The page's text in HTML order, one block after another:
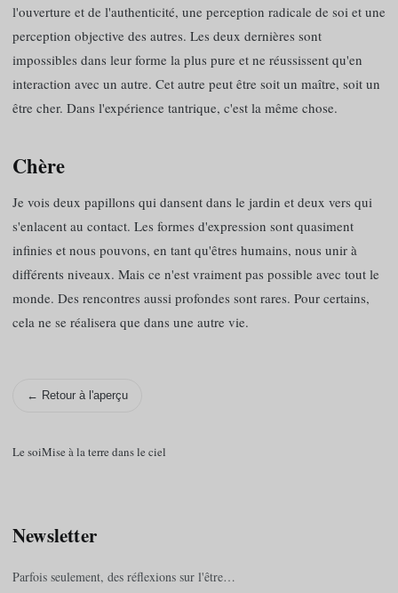
l'ouverture et de l'authenticité, une perception radicale de soi et une
perception objective des autres. Les deux dernières sont
impossibles dans leur forme la plus pure et ne réussissent qu'en
interaction avec un autre. Cet autre peut être soit un maître, soit un
être cher. Dans l'expérience tantrique, c'est la même chose.
Chère
Je vois deux papillons qui dansent dans le jardin et deux vers qui
s'enlacent au contact. Les formes d'expression sont quasiment
infinies et nous pouvons, en tant qu'êtres humains, nous unir à
différents niveaux. Mais ce n'est vraiment pas possible avec tout le
monde. Des rencontres aussi profondes sont rares. Pour certains,
cela ne se réalisera que dans une autre vie.
← Retour à l'aperçu
Le soiMise à la terre dans le ciel
Newsletter
Parfois seulement, des réflexions sur l'être…